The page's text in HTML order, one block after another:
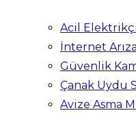
Acil Elektrikçi
İnternet
Güvenlik
Çanak Uydu
Avize Asma